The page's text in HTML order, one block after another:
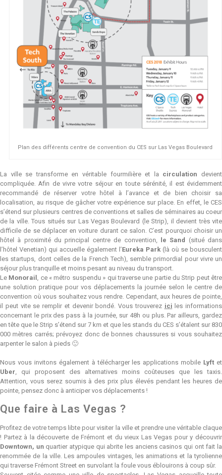
Plan des différents centre de convention du CES sur Las Vegas Boulevard
La ville se transforme en véritable fourmilière et la circulation devient
compliquée. Afin de vivre votre séjour en toute sérénité, il est évidemment
recommandé de réserver votre hôtel à l’avance et de bien choisir sa
localisation, au risque de gâcher votre expérience sur place. En effet, le CES
s’étend sur plusieurs centres de conventions et salles de séminaires au coeur
de la ville. Tous situés sur Las Vegas Boulevard (le Strip), il devient très vite
difficile de se déplacer en voiture durant ce salon. C’est pourquoi choisir un
hôtel à proximité du principal centre de convention,
le Sand
(situé dans
l’hôtel Venetian) qui accueille également l’Eureka Park (là où se bousculent
les startups, dont celles de la French Tech), semble primordial pour vivre un
séjour plus tranquille et moins pesant au niveau du transport.
Le Monorail , ce « métro suspendu » qui traverse une partie du Strip peut être
une solution pratique pour vos déplacements la journée selon le centre de
convention où vous souhaitez vous rendre. Cependant, aux heures de pointe,
il peut vite se remplir et devenir bondé. Vous trouverez ici les informations
concernant le prix des pass à la journée, sur 48h ou plus. Par ailleurs, gardez
en tête que le Strip s’étend sur 7 km et que les stands du CES s’étalent sur 830
000 mètres carrés; prévoyez donc de bonnes chaussures si vous souhaitez
arpenter le salon à pieds 🙂
Nous vous invitons également à télécharger les applications mobile Lyft et
Uber, qui proposent des alternatives moins coûteuses que les taxis.
Attention, vous serez soumis à des prix plus élevés pendant les heures de
pointe, pensez donc à anticiper vos déplacements !
Que faire à Las Vegas ?
Profitez de votre temps libte pour visiter la ville et prendre une véritable claque
! Partez à la découverte de Frémont et du vieux Las Vegas pour y découvrir
Downtown, un quartier atypique qui abrite les anciens casinos qui ont fait la
renommée de la ville. Les ampoules vintages, les animations et la tyrolienne
qui traverse Frémont Street en survolant la foule vous éblouirons à coup sûr.